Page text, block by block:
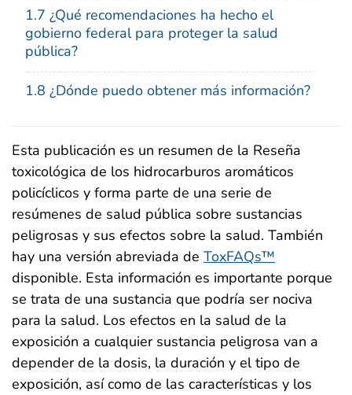
1.7 ¿Qué recomendaciones ha hecho el
gobierno federal para proteger la salud
pública?
1.8 ¿Dónde puedo obtener más información?
Esta publicación es un resumen de la Reseña
toxicológica de los hidrocarburos aromáticos
policíclicos y forma parte de una serie de
resúmenes de salud pública sobre sustancias
peligrosas y sus efectos sobre la salud. También
hay una versión abreviada de ToxFAQs™
disponible. Esta información es importante porque
se trata de una sustancia que podría ser nociva
para la salud. Los efectos en la salud de la
exposición a cualquier sustancia peligrosa van a
depender de la dosis, la duración y el tipo de
exposición, así como de las características y los